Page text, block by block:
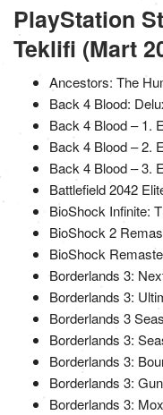
PlayStation
Teklifi (Mart
Ancestors: The
Back 4 Blood:
Back 4 Blood – 1.
Back 4 Blood – 2.
Back 4 Blood – 3.
Battlefield 2042
BioShock Infinite:
BioShock 2
BioShock
Borderlands 3:
Borderlands 3:
Borderlands 3
Borderlands 3:
Borderlands 3:
Borderlands 3:
Borderlands 3: